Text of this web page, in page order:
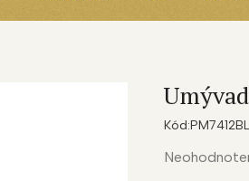
Kód:PM7412BL
Priemerné